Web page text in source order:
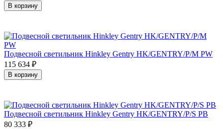
В корзину
Подвесной светильник Hinkley Gentry HK/GENTRY/P/M PW
115 634 ₽
В корзину
Подвесной светильник Hinkley Gentry HK/GENTRY/P/S PB
80 333 ₽